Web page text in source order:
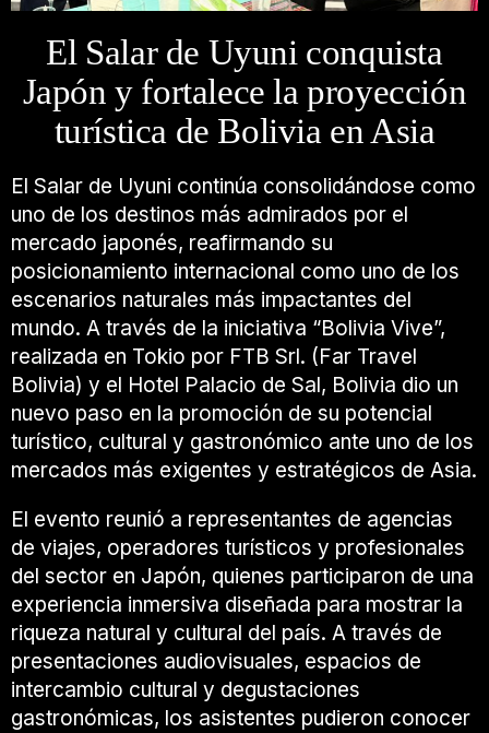
El Salar de Uyuni conquista
Japón y fortalece la proyección
turística de Bolivia en Asia
El Salar de Uyuni continúa consolidándose como
uno de los destinos más admirados por el
mercado japonés, reafirmando su
posicionamiento internacional como uno de los
escenarios naturales más impactantes del
mundo. A través de la iniciativa “Bolivia Vive”,
realizada en Tokio por FTB Srl. (Far Travel
Bolivia) y el Hotel Palacio de Sal, Bolivia dio un
nuevo paso en la promoción de su potencial
turístico, cultural y gastronómico ante uno de los
mercados más exigentes y estratégicos de Asia.
El evento reunió a representantes de agencias
de viajes, operadores turísticos y profesionales
del sector en Japón, quienes participaron de una
experiencia inmersiva diseñada para mostrar la
riqueza natural y cultural del país. A través de
presentaciones audiovisuales, espacios de
intercambio cultural y degustaciones
gastronómicas, los asistentes pudieron conocer